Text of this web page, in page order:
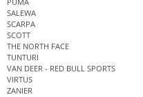
SALEWA
SCARPA
SCOTT
THE NORTH FACE
TUNTURI
VAN DEER - RED BULL SPORTS
VIRTUS
ZANIER